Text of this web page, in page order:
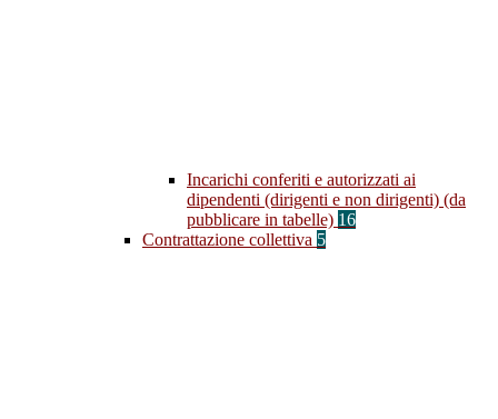
Incarichi conferiti e autorizzati ai
dipendenti (dirigenti e non dirigenti) (da
pubblicare in tabelle) 16
Contrattazione collettiva 5